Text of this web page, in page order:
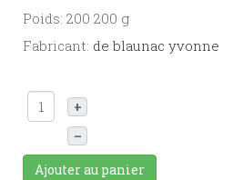
Poids: 200 200 g
Fabricant: de blaunac yvonne
+
–
Ajouter au panier